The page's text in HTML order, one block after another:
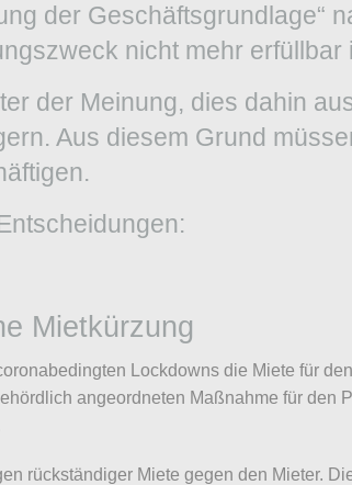
der Geschäftsgrundlage“
nicht mehr erfüllbar
der Meinung, dies dahin
Aus diesem Grund
Mietkürzung
Lockdowns die Miete für
angeordneten Maßnahme für den
rückständiger Miete gegen den Mieter.